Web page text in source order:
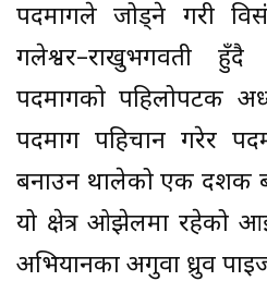
पदमार्गले जोड्ने गरी
गलेश्वर–राखुभगवती
पदमार्गको पहिलोपटक
पदमार्ग पहिचान गरेर
बनाउन थालेको एक दशक
यो क्षेत्र ओझेलमा रहेको
अभियानका अगुवा ध्रुव